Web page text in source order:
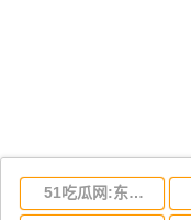
51吃瓜网:东莞到湖北省物流专线,东莞到湖北省物流公司